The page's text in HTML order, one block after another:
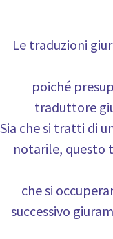
Le traduzioni
poiché
traduttore
Sia che si tratti di
notarile, questo
che si
successivo